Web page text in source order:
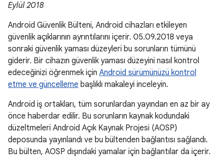
Eylül 2018
Android Güvenlik Bülteni, Android cihazları etkileyen
güvenlik açıklarının ayrıntılarını içerir. 05.09.2018 veya
sonraki güvenlik yaması düzeyleri bu sorunların tümünü
giderir. Bir cihazın güvenlik yaması düzeyini nasıl kontrol
edeceğinizi öğrenmek için Android sürümünüzü kontrol
etme ve güncelleme başlıklı makaleyi inceleyin.
Android iş ortakları, tüm sorunlardan yayından en az bir ay
önce haberdar edilir. Bu sorunların kaynak kodundaki
düzeltmeleri Android Açık Kaynak Projesi (AOSP)
deposunda yayınlandı ve bu bültenden bağlantısı sağlandı.
Bu bülten, AOSP dışındaki yamalar için bağlantılar da içerir.